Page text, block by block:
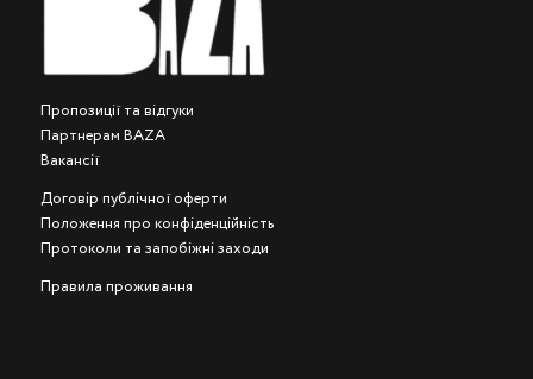
Пропозиції та відгуки
Партнерам BAZA
Вакансії
Договір публічної оферти
Положення про конфіденційність
Протоколи та запобіжні заходи
Правила проживання